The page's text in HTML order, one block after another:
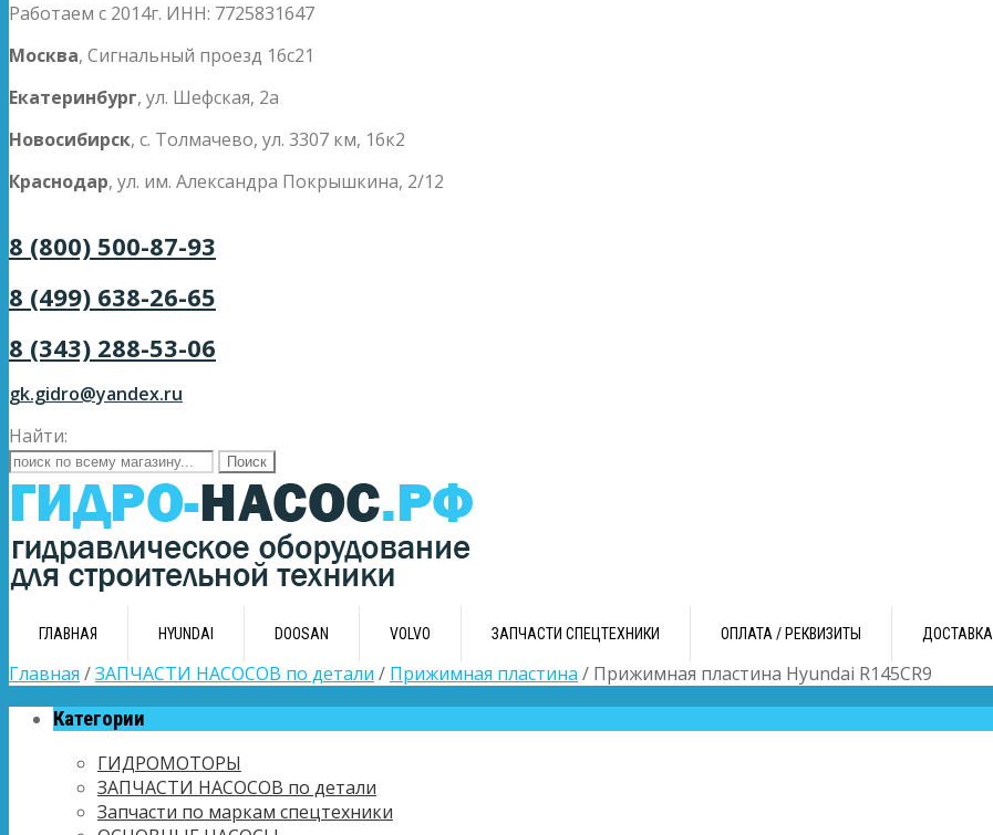
Работаем с 2014г. ИНН: 7725831647
Москва, Сигнальный проезд 16с21
Екатеринбург, ул. Шефская, 2а
Новосибирск, с. Толмачево, ул. 3307 км, 16к2
Краснодар, ул. им. Александра Покрышкина, 2/12
8 (800) 500-87-93
8 (499) 638-26-65
8 (343) 288-53-06
gk.gidro@yandex.ru
Найти:
ГЛАВНАЯ HYUNDAI DOOSAN VOLVO ЗАПЧАСТИ СПЕЦТЕХНИКИ ОПЛАТА / РЕКВИЗИТЫ ДОСТАВКА
Главная /ЗАПЧАСТИ НАСОСОВ по детали / Прижимная пластина / Прижимная пластина Hyundai R145CR9
Категории
ГИДРОМОТОРЫ
ЗАПЧАСТИ НАСОСОВ по детали
Запчасти по маркам спецтехники